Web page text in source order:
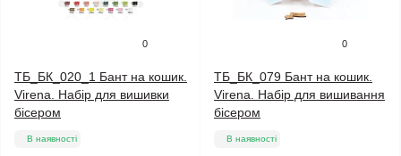
0
ТБ_БК_020_1 Бант на кошик.
Virena. Набір для вишивки
бісером
В наявності
0
ТБ_БК_079 Бант на кошик.
Virena. Набір для вишивання
бісером
В наявності